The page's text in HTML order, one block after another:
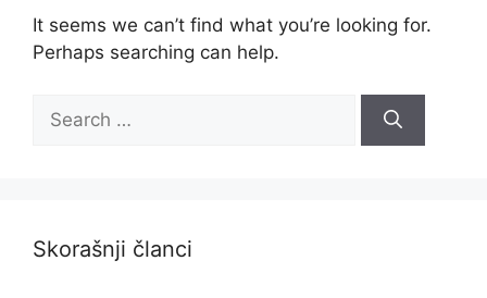
It seems we can’t find what you’re looking for.
Perhaps searching can help.
for:
Skorašnji članci